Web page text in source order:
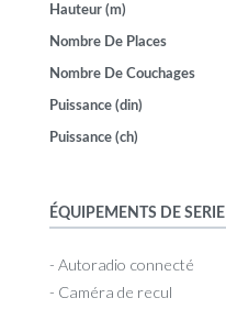
Hauteur (m)
Nombre De Places
Nombre De Couchages
Puissance (din)
Puissance (ch)
ÉQUIPEMENTS DE SERIE
- Autoradio connecté
- Caméra de recul